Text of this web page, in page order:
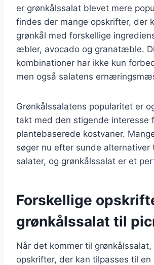
er grønkålssalat blevet mere
findes der mange opskrifter, der
grønkål med forskellige
æbler, avocado og granatæble.
kombinationer har ikke kun
men også salatens
Grønkålssalatens popularitet er
takt med den stigende interesse
plantebaserede kostvaner.
søger nu efter sunde alternativer
salater, og grønkålssalat er et
Forskellige
grønkålssalat til
Når det kommer til grønkålssalat,
opskrifter, der kan tilpasses til en